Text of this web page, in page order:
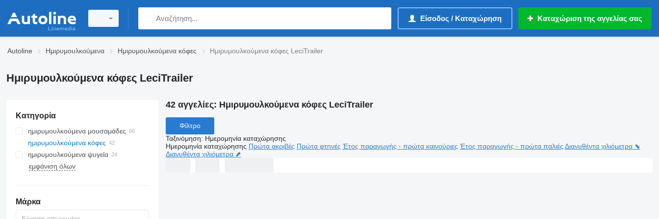
Είσοδος / Καταχώρηση Καταχώριση της αγγελίας σας
Autoline Ημιρυμουλκούμενα Ημιρυμουλκούμενα κόφες Ημιρυμουλκούμενα κόφες LeciTrailer
Ημιρυμουλκούμενα κόφες LeciTrailer
Κατηγορία
ημιρυμουλκούμενα μουσαμάδες
ημιρυμουλκούμενα κόφες
ημιρυμουλκούμενα ψυγεία
εμφάνιση όλων
Μάρκα
42 αγγελίες: Ημιρυμουλκούμενα κόφες LeciTrailer
Φίλτρο
Ταξινόμηση: Ημερομηνία καταχώρησης
Ημερομηνία καταχώρησης Πρώτα ακριβές Πρώτα φτηνές Έτος παραγωγής - πρώτα καινούριες Έτος παραγωγής - πρώτα παλιές Διανυθέντα χιλιόμετρα ⬊
Διανυθέντα χιλιόμετρα ⬈